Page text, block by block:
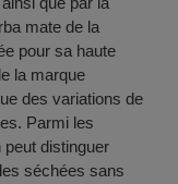
mate de la
pour sa haute
la marque
des variations de
Parmi les
distinguer
séchées sans